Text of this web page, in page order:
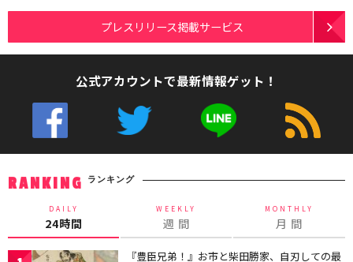
プレスリリース掲載サービス
公式アカウントで最新情報ゲット！
RANKING ランキング
DAILY
24時間
WEEKLY
週 間
MONTHLY
月 間
『豊臣兄弟！』お市と柴田勝家、自刃しての最